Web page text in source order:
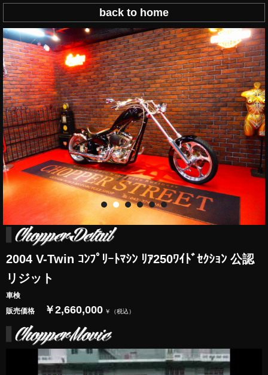
back to home
2004 V-Twin ｺﾝﾌﾟﾘｰﾄﾏｼﾝ ﾘｱ250ﾜｲﾄﾞｾｸｼｮﾝ 公認
リジット
車検
販売価格
￥2,660,000 ￥（税込）